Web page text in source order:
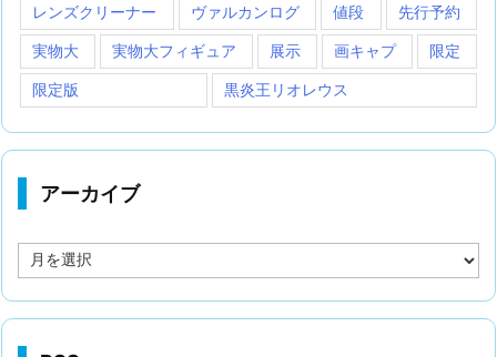
レンズクリーナー ヴァルカンログ 値段 先行予約
実物大 実物大フィギュア 展示 画キャプ 限定
限定版 黒炎王リオレウス
アーカイブ
ー
イ